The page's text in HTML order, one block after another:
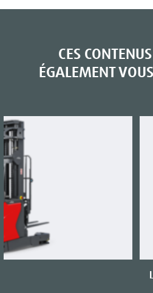
CES
ÉGALEMENT